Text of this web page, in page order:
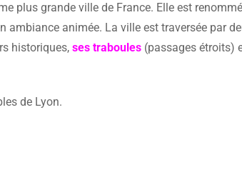
plus grande ville de France. Elle est
ambiance animée. La ville est traversée par
historiques, ses traboules (passages étroits)
de Lyon.